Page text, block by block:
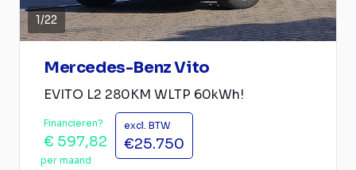
1/22
Mercedes-Benz Vito
EVITO L2 280KM WLTP 60kWh!
Financieren?
€ 597,82
per maand
excl. BTW
€25.750